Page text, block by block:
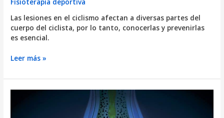
Las lesiones en el ciclismo afectan a diversas partes del
cuerpo del ciclista, por lo tanto, conocerlas y prevenirlas
es esencial.
Lesiones
el
Leer más »